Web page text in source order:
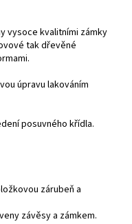
vysoce kvalitními zámky
tak dřevěné
úpravu lakováním
posuvného křídla.
zárubeň a
závěsy a zámkem.